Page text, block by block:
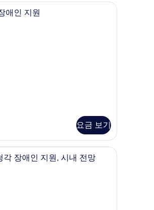
디지털 채널 시청이 가능한 50인치 LCD TV,
애인 지원
요금 보기
고급 침구, 오리/거위털 이불, 객실 내 금고, 책상
각 장애인 지원, 시내 전망